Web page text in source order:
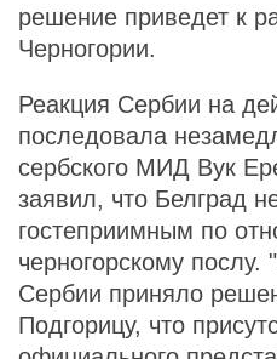
решение приведет к
Черногории.
Реакция Сербии на
последовала
сербского МИД Вук
заявил, что Белград
гостеприимным по
черногорскому послу.
Сербии приняло
Подгорицу, что